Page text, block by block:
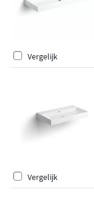
Vergelijk
Vergelijk